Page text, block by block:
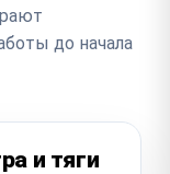
до начала
и тяги